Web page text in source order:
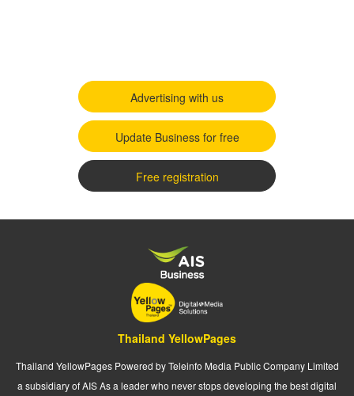
Advertising with us
Update Business for free
Free registration
Thailand YellowPages
Thailand YellowPages Powered by Teleinfo Media Public Company Limited
a subsidiary of AIS As a leader who never stops developing the best digital